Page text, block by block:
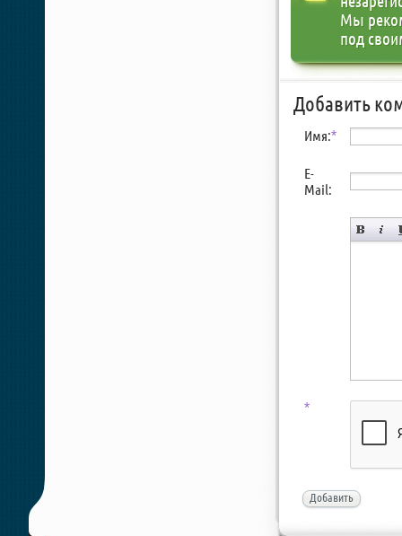
Мы
под
Добавить
Имя:*
E-
Mail:
*
Добавить